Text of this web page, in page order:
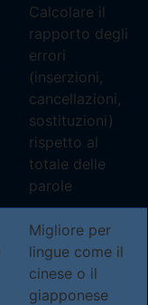
Calcolare il
rapporto degli
errori
(inserzioni,
cancellazioni,
sostituzioni)
rispetto al
totale delle
parole
Migliore per
lingue come il
cinese o il
giapponese